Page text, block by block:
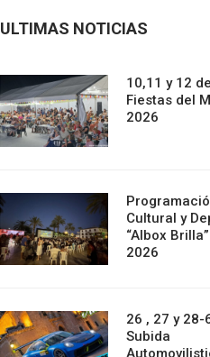
ULTIMAS NOTICIAS
10,11 y 12
Fiestas del
2026
Cultural y
“Albox
2026
26 , 27 y 28-
Subida